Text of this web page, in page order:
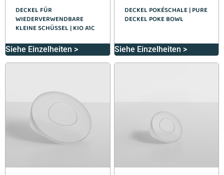
DECKEL FÜR
WIEDERVERWENDBARE
KLEINE SCHÜSSEL | KIO A1C
Siehe Einzelheiten >
DECKEL POKÉSCHALE | PURE
DECKEL POKE BOWL
Siehe Einzelheiten >